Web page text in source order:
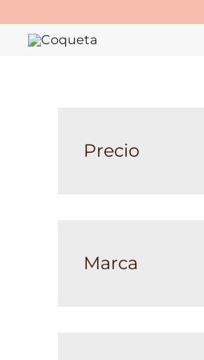
al
contenido
Precio
Marca